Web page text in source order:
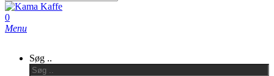
Close
Search
0
Menu
Søg ..